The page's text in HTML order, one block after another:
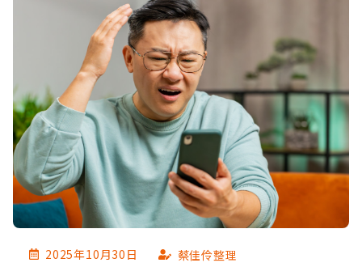
2025年10月30日 蔡佳伶整理